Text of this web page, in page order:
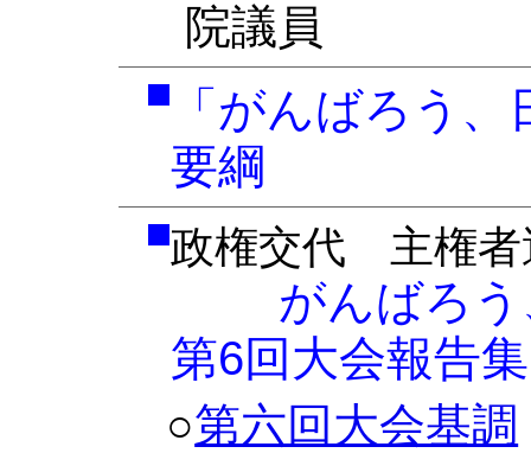
院議員
「がんばろう
要綱
政権交代 主権者
がんばろう
第6回大会報告集
○第六回大会基調